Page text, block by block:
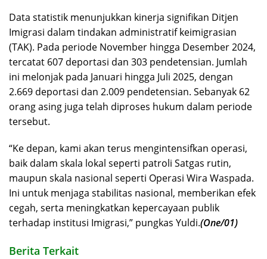
Data statistik menunjukkan kinerja signifikan Ditjen
Imigrasi dalam tindakan administratif keimigrasian
(TAK). Pada periode November hingga Desember 2024,
tercatat 607 deportasi dan 303 pendetensian. Jumlah
ini melonjak pada Januari hingga Juli 2025, dengan
2.669 deportasi dan 2.009 pendetensian. Sebanyak 62
orang asing juga telah diproses hukum dalam periode
tersebut.
“Ke depan, kami akan terus mengintensifkan operasi,
baik dalam skala lokal seperti patroli Satgas rutin,
maupun skala nasional seperti Operasi Wira Waspada.
Ini untuk menjaga stabilitas nasional, memberikan efek
cegah, serta meningkatkan kepercayaan publik
terhadap institusi Imigrasi,” pungkas Yuldi.(One/01)
Berita Terkait